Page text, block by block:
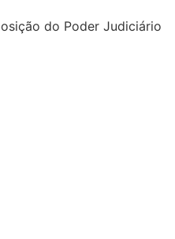
do Poder Judiciário